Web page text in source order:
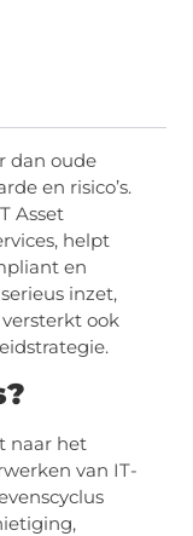
dan oude
en risico’s.
Asset
helpt
en
inzet,
ook
naar het
van IT-